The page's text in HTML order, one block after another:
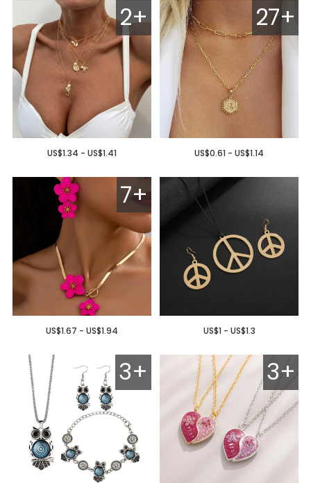
27+
US$0.61 - US$1.14
2+
US$1.34 - US$1.41
US$1 - US$1.3
7+
US$1.67 - US$1.94
3+
3+